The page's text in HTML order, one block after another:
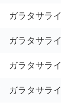
ガラタサライ
ガラタサライ
ガラタサライ
ガラタサライ